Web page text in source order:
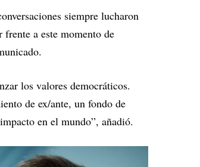
siempre lucharon
a este momento de
los valores democráticos.
de ex/ante, un fondo de
en el mundo”, añadió.